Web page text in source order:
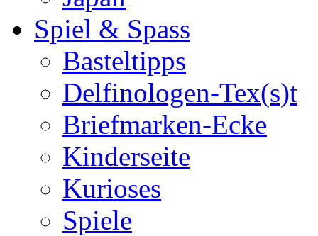
Spiel & Spass
Basteltipps
Delfinologen-Tex(s)t
Briefmarken-Ecke
Kinderseite
Kurioses
Spiele